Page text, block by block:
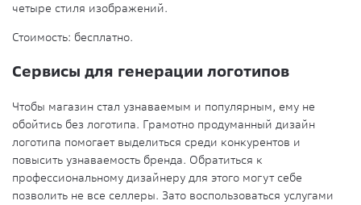
четыре стиля изображений.
Стоимость: бесплатно.
Сервисы для генерации логотипов
Чтобы магазин стал узнаваемым и популярным, ему не
обойтись без логотипа. Грамотно продуманный дизайн
логотипа помогает выделиться среди конкурентов и
повысить узнаваемость бренда. Обратиться к
профессиональному дизайнеру для этого могут себе
позволить не все селлеры. Зато воспользоваться услугами